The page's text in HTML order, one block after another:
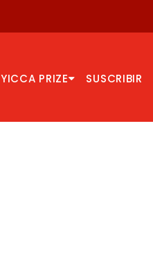
YICCA PRIZE SUSCRIBIR